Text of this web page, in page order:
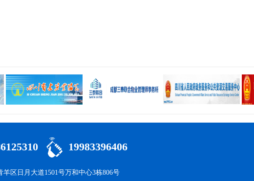
19983396406
羊区日月大道1501号万和中心3栋806号